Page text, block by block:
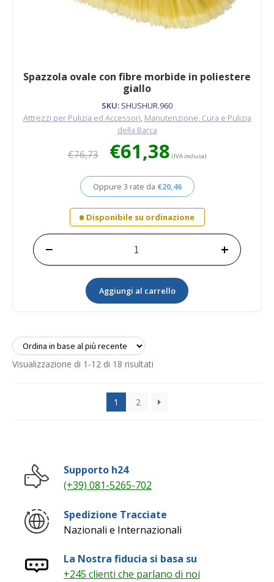
Spazzola ovale con fibre morbide in poliestere
giallo
SKU: SHUSHUR.960
Attrezzi per Pulizia ed Accessori, Manutenzione, Cura e Pulizia
della Barca
€76,73
prezzo
era:
€76,73.
€61,38 prezzo
è:
€61,38.
(IVA inclusa)
Oppure 3 rate da €20,46
Disponibile su ordinazione
Spazzola
ovale
giallo
quantità
− +
Aggiungi al carrello
Visualizzazione di 1-12 di 18 risultati
al
1 2
Supporto h24
(+39) 081-5265-702
Spedizione Tracciate
Nazionali e Internazionali
La Nostra fiducia si basa su
+245 clienti che parlano di noi